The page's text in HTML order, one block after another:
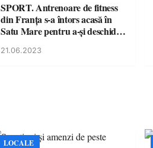
SPORT. Antrenoare de fitness
din Franța s-a întors acasă în
Satu Mare pentru a-și deschide
21.06.2023
LOCALE